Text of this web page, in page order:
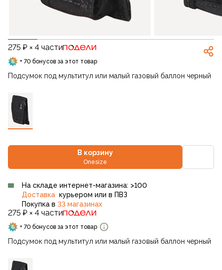
275 ₽ × 4 части
+ 70 бонусов за этот товар
Подсумок под мультитул или малый газовый баллон черный
В корзину
Onesize
На складе интернет-магазина: >100
Доставка курьером или в ПВЗ
Покупка в 33 магазинах
275 ₽ × 4 части
+ 70 бонусов за этот товар
Подсумок под мультитул или малый газовый баллон черный